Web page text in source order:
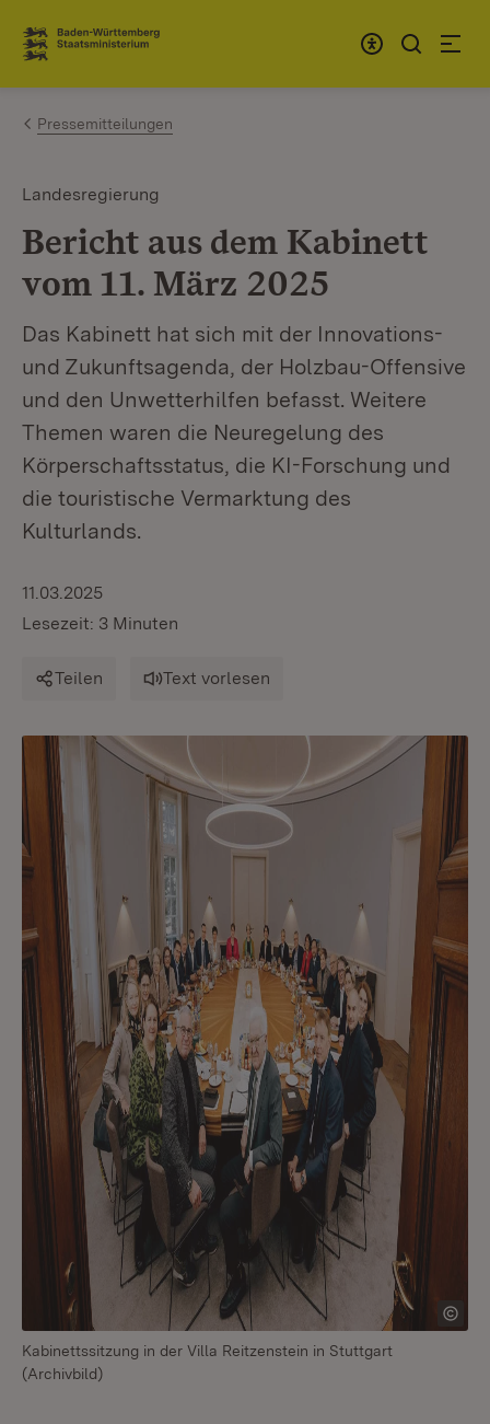
Zum Inhalt springen
Link zur Startseite
Pressemitteilungen
Landesregierung
Bericht aus dem Kabinett
vom 11. März 2025
Das Kabinett hat sich mit der Innovations-
und Zukunftsagenda, der Holzbau-Offensive
und den Unwetterhilfen befasst. Weitere
Themen waren die Neuregelung des
Körperschaftsstatus, die KI-Forschung und
die touristische Vermarktung des
Kulturlands.
11.03.2025
Lesezeit: 3 Minuten
Teilen Text vorlesen
Kabinettssitzung in der Villa Reitzenstein in Stuttgart
(Archivbild)